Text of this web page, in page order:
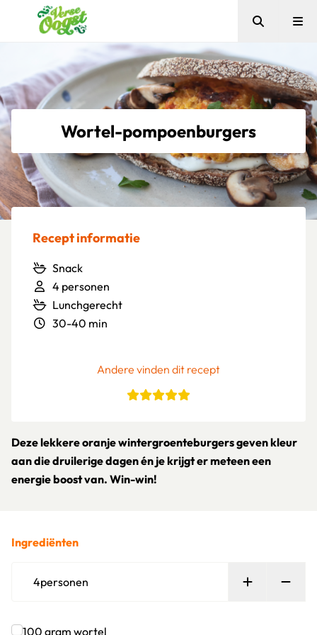
Zoeken
Wortel-pompoenburgers
Recept informatie
Snack
4 personen
Lunchgerecht
30-40 min
Andere vinden dit recept
Deze lekkere oranje wintergroenteburgers geven kleur
aan die druilerige dagen én je krijgt er meteen een
energie boost van. Win-win!
Ingrediënten
4personen Persoon
100 gram wortel